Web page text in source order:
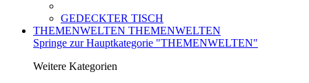
GEDECKTER TISCH
THEMENWELTEN THEMENWELTEN
Springe zur Hauptkategorie "THEMENWELTEN"
Weitere Kategorien